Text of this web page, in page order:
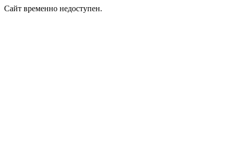
Сайт временно недоступен.